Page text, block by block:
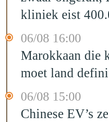
kliniek eist
06/08 16:00
Marokkaan die
moet land
06/08 15:00
Chinese EV’s